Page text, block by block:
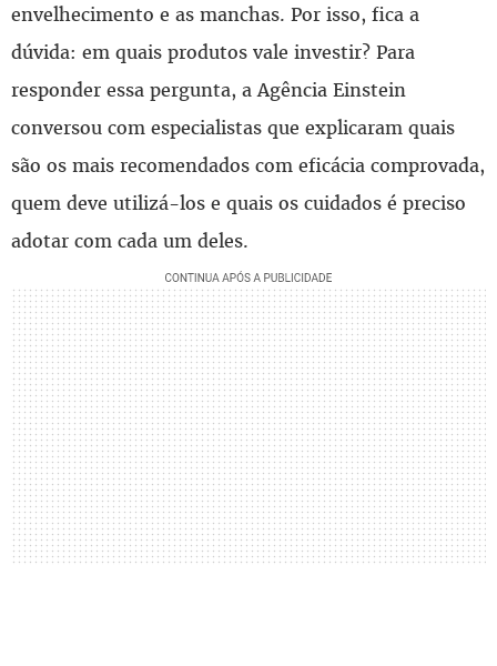
envelhecimento e as manchas. Por isso, fica a
dúvida: em quais produtos vale investir? Para
responder essa pergunta, a Agência Einstein
conversou com especialistas que explicaram quais
são os mais recomendados com eficácia comprovada,
quem deve utilizá-los e quais os cuidados é preciso
adotar com cada um deles.